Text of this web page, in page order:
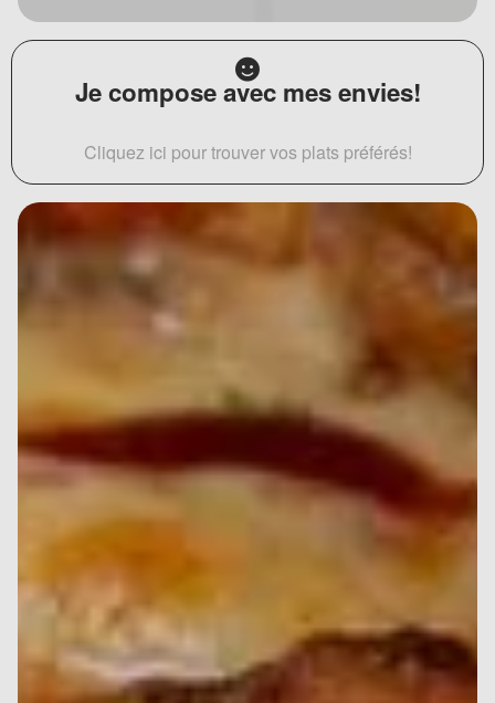
Je compose avec mes envies!
Cliquez ici pour trouver vos plats préférés!